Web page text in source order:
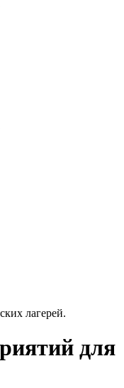
лагерей.
для